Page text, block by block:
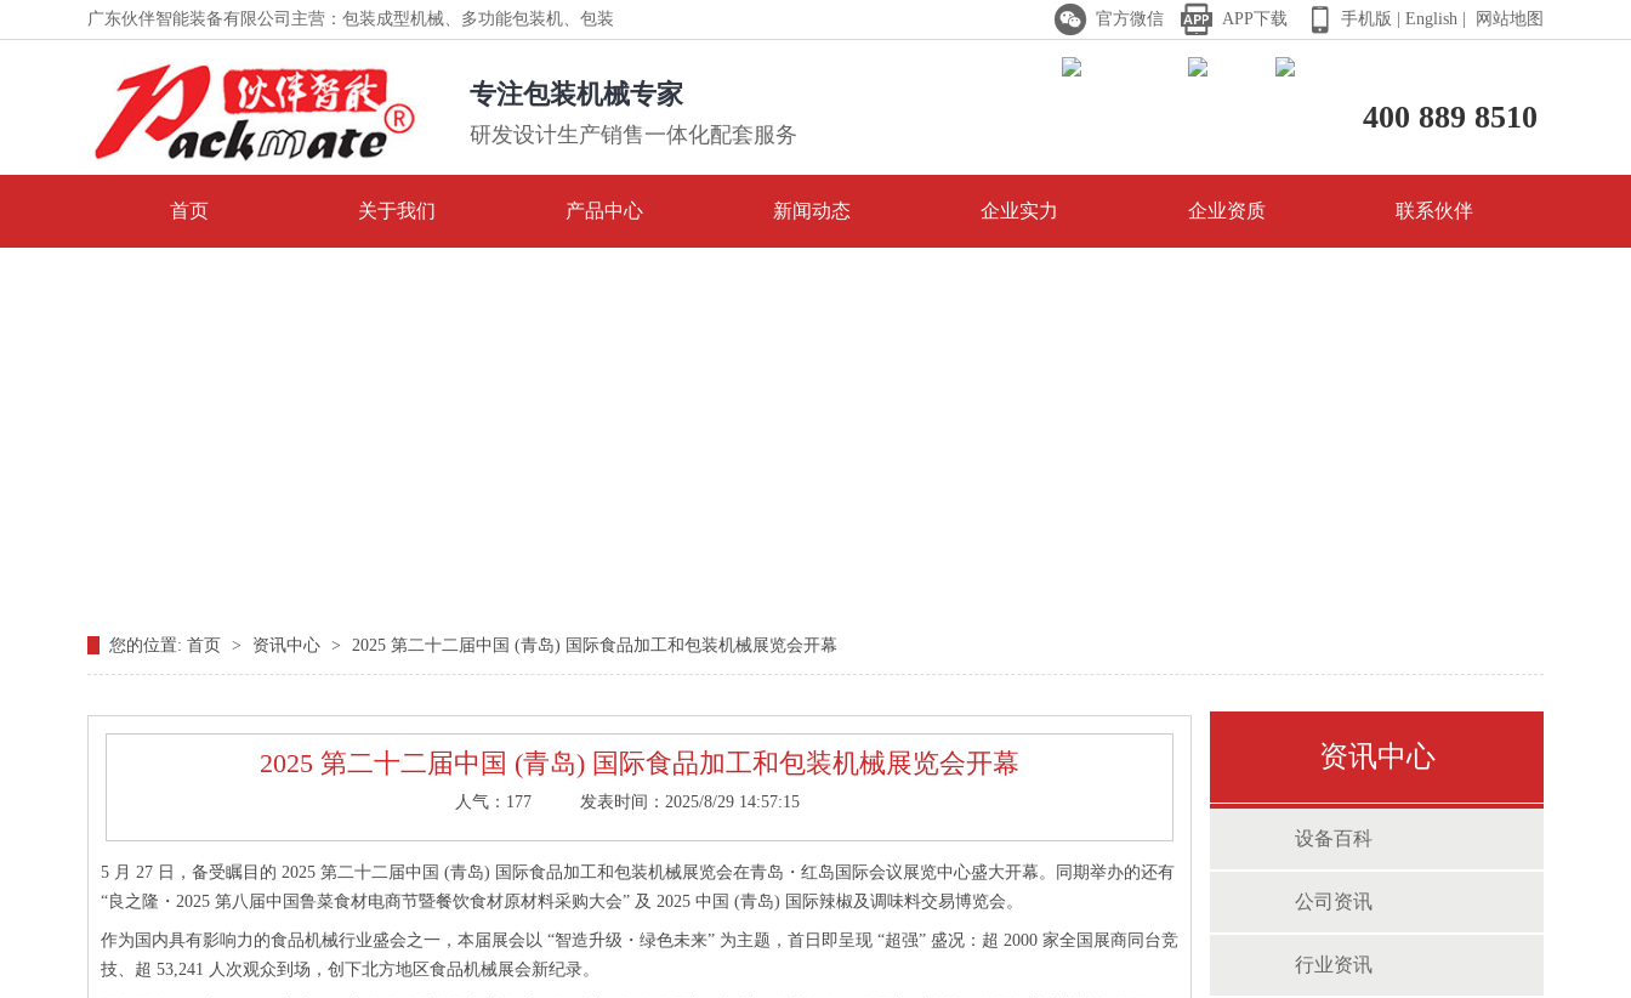
广东伙伴智能装备有限公司主营：包装成型机械、多功能包装机、包装  官方微信  APP下载  手机版 | English | 网站地图
专注包装机械专家
研发设计生产销售一体化配套服务 400 889 8510
首页 关于我们 产品中心 新闻动态 企业实力 企业资质 联系伙伴
您的位置: 首页 > 资讯中心 > 2025 第二十二届中国 (青岛) 国际食品加工和包装机械展览会开幕
资讯中心
设备百科
公司资讯
行业资讯
2025 第二十二届中国 (青岛) 国际食品加工和包装机械展览会开幕
人气： 177 发表时间：2025/8/29 14:57:15
5 月 27 日，备受瞩目的 2025 第二十二届中国 (青岛) 国际食品加工和包装机械展览会在青岛・红岛国际会议展览中心盛大开幕。同期举办的还有
“良之隆・2025 第八届中国鲁菜食材电商节暨餐饮食材原材料采购大会” 及 2025 中国 (青岛) 国际辣椒及调味料交易博览会。
作为国内具有影响力的食品机械行业盛会之一，本届展会以 “智造升级・绿色未来” 为主题，首日即呈现 “超强” 盛况：超 2000 家全国展商同台竞
技、超 53,241 人次观众到场，创下北方地区食品机械展会新纪录。